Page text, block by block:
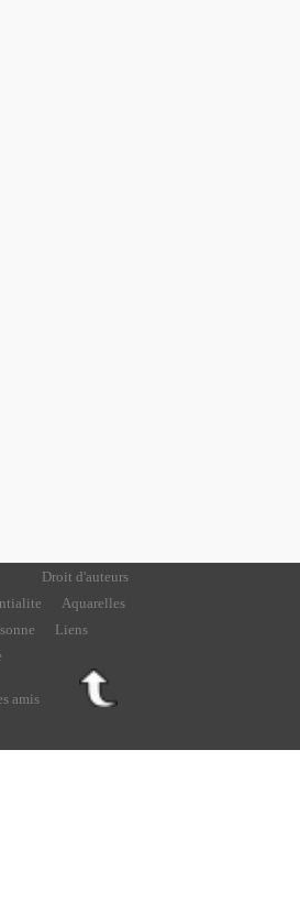
Droit d'auteurs
Aquarelles
Liens
amis